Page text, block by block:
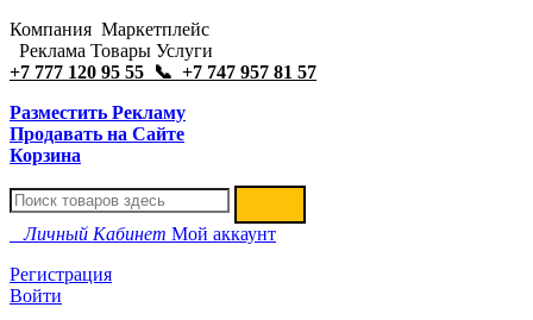
Компания Маркетплейс
Реклама Товары Услуги
+7 777 120 95 55 📞 +7 747 957 81 57
Разместить Рекламу
Продавать на Сайте
Корзина
Личный Кабинет Мой аккаунт
Регистрация
Войти